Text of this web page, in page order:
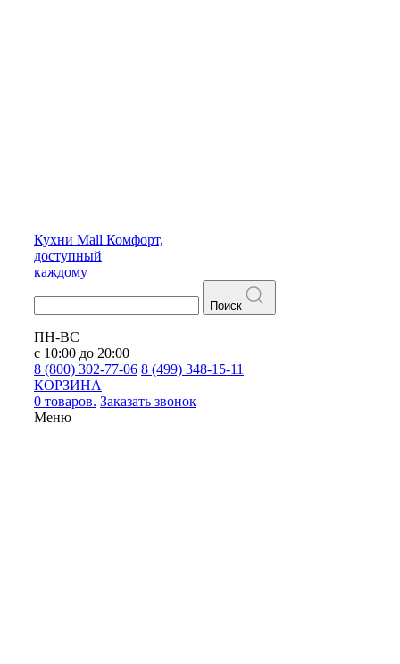
Кухни Mall Комфорт,
доступный
каждому
Поиск
ПН-ВС
с 10:00 до 20:00
8 (800) 302-77-06 8 (499) 348-15-11
КОРЗИНА
0 товаров. Заказать звонок
Меню